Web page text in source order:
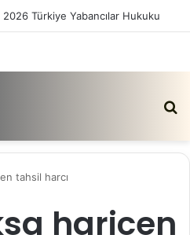
2026 Türkiye Yabancılar Hukuku
tahsil harcı
haricen